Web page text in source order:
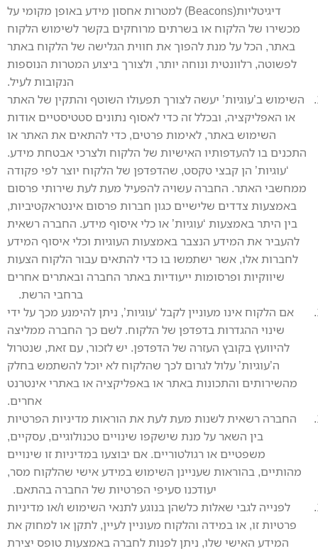
דיגיטליות(Beacons) למטרות אחסון מידע באופן מקומי על
מכשירו של הלקוח או בשרתים מרוחקים בקשר לשימוש הלקוח
באתר, הכל על מנת להפוך את חווית הגלישה של הלקוח באתר
לפשוטה, רלוונטית ונוחה יותר, ולצורך ביצוע המטרות הנוספות
הנקובות לעיל.
השימוש ב’עוגיות’ יעשה לצורך תפעולו השוטף והתקין של האתר
או האפליקציה, ובכלל זה כדי לאסוף נתונים סטטיסטיים אודות
השימוש באתר, לאימות פרטים, כדי להתאים את האתר או
התכנים בו להעדפותיו האישיות של הלקוח ולצרכי אבטחת מידע.
‘עוגיות’ הן קבצי טקסט, שהדפדפן של הלקוח יוצר לפי פקודה
ממחשבי האתר. החברה עשויה להפעיל מעת לעת שירותי פרסום
באמצעות צדדים שלישיים כגון חברות פרסום אינטראקטיביות,
בין היתר באמצעות ‘עוגיות’ או כלי איסוף מידע. החברה רשאית
להעביר את המידע הנצבר באמצעות העוגיות וכלי איסוף המידע
לחברות אלו, אשר ישתמשו בו כדי להתאים עבור הלקוח הצעות
שיווקיות ופרסומות ייעודיות באתר החברה ובאתרים אחרים
ברחבי הרשת.
אם הלקוח אינו מעוניין לקבל ‘עוגיות’, ניתן להימנע מכך על ידי
שינוי ההגדרות בדפדפן של הלקוח. לשם כך החברה ממליצה
להיוועץ בקובץ העזרה של הדפדפן. יש לזכור, עם זאת, שנטרול
ה’עוגיות’ עלול לגרום לכך שהלקוח לא יוכל להשתמש בחלק
מהשירותים והתכונות באתר או באפליקציה או באתרי אינטרנט
אחרים.
החברה רשאית לשנות מעת לעת את הוראות מדיניות הפרטיות
בין השאר על מנת שישקפו שינויים טכנולוגיים, עסקיים,
משפטיים או רגולטוריים. אם יבוצעו במדיניות זו שינויים
מהותיים, בהוראות שעניינן השימוש במידע אישי שהלקוח מסר,
יעודכנו סעיפי הפרטיות של החברה בהתאם.
לפנייה לגבי שאלות כלשהן בנוגע לתנאי השימוש ו/או מדיניות
פרטיות זו, או במידה והלקוח מעוניין לעיין, לתקן או למחוק את
המידע האישי שלו, ניתן לפנות לחברה באמצעות טופס יצירת